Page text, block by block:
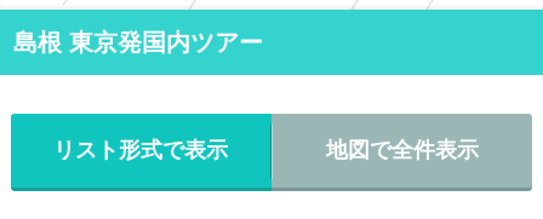
島根 東京発国内ツアー
リスト形式で表示 地図で全件表示